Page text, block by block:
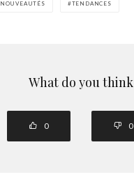
NOUVEAUTÉS TENDANCES
What do you think
0 0